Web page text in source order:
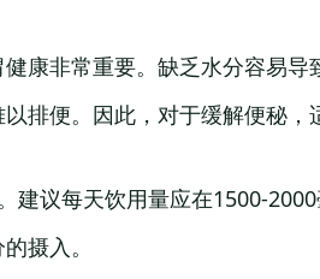
康非常重要。缺乏水分容易
排便。因此，对于缓解便秘，
建议每天饮用量应在1500-
摄入。